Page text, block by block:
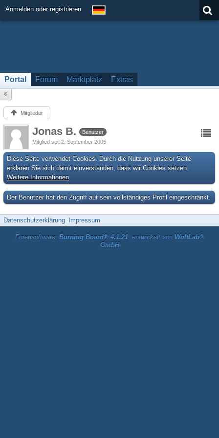
Anmelden oder registrieren
Portal Forum Marktplatz Extras
Mitglieder
Jonas B.
Benutzer
Mitglied seit 2. September 2005
Diese Seite verwendet Cookies. Durch die Nutzung unserer Seite
erklären Sie sich damit einverstanden, dass wir Cookies setzen.
Weitere Informationen
Der Benutzer hat den Zugriff auf sein vollständiges Profil eingeschränkt.
Datenschutzerklärung Impressum
Forensoftware: Burning Board® 4.1.21, entwickelt von WoltLab®
GmbH